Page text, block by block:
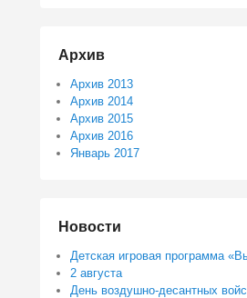
Архив
Архив 2013
Архив 2014
Архив 2015
Архив 2016
Январь 2017
Новости
Детская игровая программа
2 августа
День воздушно-десантных